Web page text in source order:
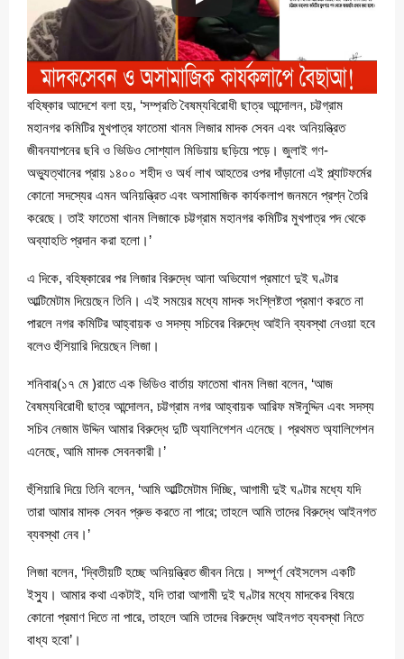
বহিষ্কার আদেশে বলা হয়, ‘সম্প্রতি বৈষম্যবিরোধী ছাত্র আন্দোলন, চট্টগ্রাম
মহানগর কমিটির মুখপাত্র ফাতেমা খানম লিজার মাদক সেবন এবং অনিয়ন্ত্রিত
জীবনযাপনের ছবি ও ভিডিও সোশ্যাল মিডিয়ায় ছড়িয়ে পড়ে। জুলাই গণ-
অভ্যুত্থানের প্রায় ১৪০০ শহীদ ও অর্ধ লাখ আহতের ওপর দাঁড়ানো এই প্ল্যাটফর্মের
কোনো সদস্যের এমন অনিয়ন্ত্রিত এবং অসামাজিক কার্যকলাপ জনমনে প্রশ্ন তৈরি
করেছে। তাই ফাতেমা খানম লিজাকে চট্টগ্রাম মহানগর কমিটির মুখপাত্র পদ থেকে
অব্যাহতি প্রদান করা হলো।’
এ দিকে, বহিষ্কারের পর লিজার বিরুদ্ধে আনা অভিযোগ প্রমাণে দুই ঘণ্টার
আল্টিমেটাম দিয়েছেন তিনি। এই সময়ের মধ্যে মাদক সংশ্লিষ্টতা প্রমাণ করতে না
পারলে নগর কমিটির আহ্বায়ক ও সদস্য সচিবের বিরুদ্ধে আইনি ব্যবস্থা নেওয়া হবে
বলেও হুঁশিয়ারি দিয়েছেন লিজা।
শনিবার(১৭ মে )রাতে এক ভিডিও বার্তায় ফাতেমা খানম লিজা বলেন, ‘আজ
বৈষম্যবিরোধী ছাত্র আন্দোলন, চট্টগ্রাম নগর আহ্বায়ক আরিফ মঈনুদ্দিন এবং সদস্য
সচিব নেজাম উদ্দিন আমার বিরুদ্ধে দুটি অ্যালিগেশন এনেছে। প্রথমত অ্যালিগেশন
এনেছে, আমি মাদক সেবনকারী।’
হুঁশিয়ারি দিয়ে তিনি বলেন, ‘আমি আল্টিমেটাম দিচ্ছি, আগামী দুই ঘণ্টার মধ্যে যদি
তারা আমার মাদক সেবন প্রুভ করতে না পারে; তাহলে আমি তাদের বিরুদ্ধে আইনগত
ব্যবস্থা নেব।’
লিজা বলেন, ‘দ্বিতীয়টি হচ্ছে অনিয়ন্ত্রিত জীবন নিয়ে। সম্পূর্ণ বেইসলেস একটি
ইস্যু। আমার কথা একটাই, যদি তারা আগামী দুই ঘণ্টার মধ্যে মাদকের বিষয়ে
কোনো প্রমাণ দিতে না পারে, তাহলে আমি তাদের বিরুদ্ধে আইনগত ব্যবস্থা নিতে
বাধ্য হবো’।